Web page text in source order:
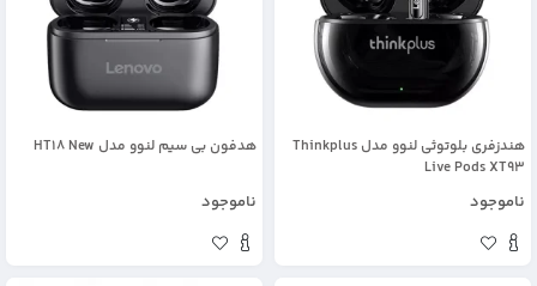
هندزفری بلوتوثی لنوو مدل Thinkplus
Live Pods XT93
ناموجود
هدفون بی سیم لنوو مدل HT18 New
ناموجود